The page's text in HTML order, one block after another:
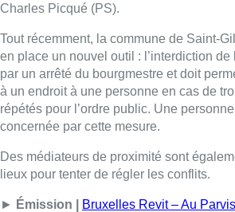
Charles Picqué (PS).
Tout récemment, la commune de Saint-
en place un nouvel outil : l’interdiction
par un arrêté du bourgmestre et doit
à un endroit à une personne en cas de
répétés pour l’ordre public. Une
concernée par cette mesure.
Des médiateurs de proximité sont
lieux pour tenter de régler les conflits.
► Émission | Bruxelles Revit – Au